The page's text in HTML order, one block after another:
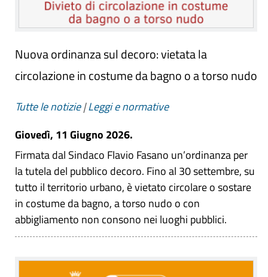
Nuova ordinanza sul decoro: vietata la
circolazione in costume da bagno o a torso nudo
Tutte le notizie|Leggi e normative
Giovedì, 11 Giugno 2026.
Firmata dal Sindaco Flavio Fasano un’ordinanza per
la tutela del pubblico decoro. Fino al 30 settembre, su
tutto il territorio urbano, è vietato circolare o sostare
in costume da bagno, a torso nudo o con
abbigliamento non consono nei luoghi pubblici.